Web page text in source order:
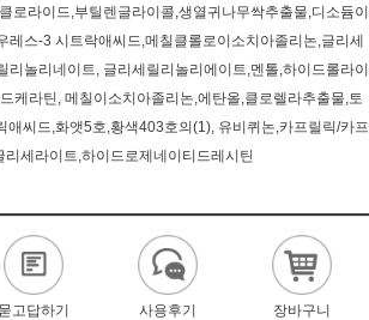
로라이드,부틸렌글라이콜,생열귀나무싹추출물,디소듐이
레스-3 시트락애씨드,메칠클롤로이소치아졸리논,글리세
리놀리네이트, 글리세릴리놀리에이트,멘톨,하이드롤라이
케라틴, 메칠이소치아졸리논,에탄올,클로렐라추출물,토
애씨드,화앳5호,황색403호의(1), 유비퀴논,카프릴릭/카프
리세라이트,하이드로제네이티드레시틴
묻고답하기 사용후기 장바구니